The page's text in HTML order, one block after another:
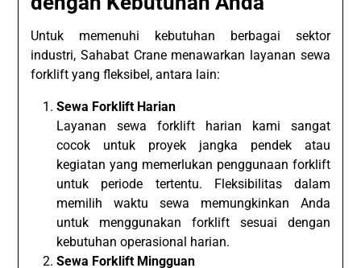
Untuk memenuhi kebutuhan berbagai sektor
industri, Sahabat Crane menawarkan layanan sewa
forklift yang fleksibel, antara lain:
Sewa Forklift Harian
Layanan sewa forklift harian kami sangat
cocok untuk proyek jangka pendek atau
kegiatan yang memerlukan penggunaan forklift
untuk periode tertentu. Fleksibilitas dalam
memilih waktu sewa memungkinkan Anda
untuk menggunakan forklift sesuai dengan
kebutuhan operasional harian.
Sewa Forklift Mingguan